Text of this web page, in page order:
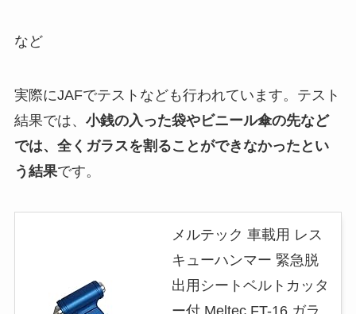
など
実際にJAFでテストなども行われています。テスト
結果では、 小銭の入った袋やビニール傘の先など
では、全くガラスを割ることができなかったとい
う結果です。
メルテック 車載用 レス
キューハンマー 緊急脱
出用シートベルトカッタ